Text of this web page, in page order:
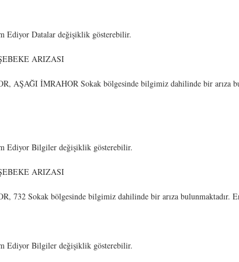
Ediyor Datalar değişiklik gösterebilir.
ARIZASI
AŞAĞI İMRAHOR Sokak bölgesinde bilgimiz dahilinde bir arıza
Ediyor Bilgiler değişiklik gösterebilir.
ARIZASI
732 Sokak bölgesinde bilgimiz dahilinde bir arıza bulunmaktadır.
Ediyor Bilgiler değişiklik gösterebilir.